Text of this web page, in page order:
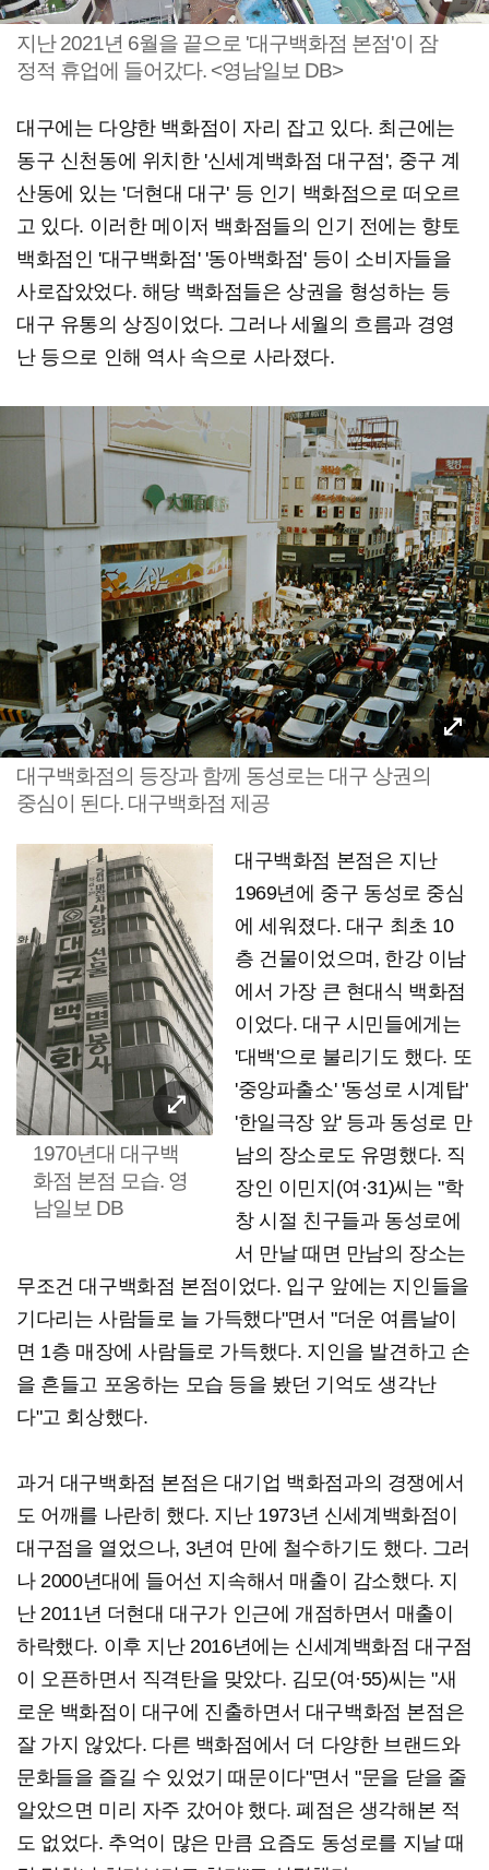
지난 2021년 6월을 끝으로 '대구백화점 본점'이 잠
정적 휴업에 들어갔다. <영남일보 DB>
대구에는 다양한 백화점이 자리 잡고 있다. 최근에는
동구 신천동에 위치한 '신세계백화점 대구점', 중구 계
산동에 있는 '더현대 대구' 등 인기 백화점으로 떠오르
고 있다. 이러한 메이저 백화점들의 인기 전에는 향토
백화점인 '대구백화점' '동아백화점' 등이 소비자들을
사로잡았었다. 해당 백화점들은 상권을 형성하는 등
대구 유통의 상징이었다. 그러나 세월의 흐름과 경영
난 등으로 인해 역사 속으로 사라졌다.
대구백화점의 등장과 함께 동성로는 대구 상권의
중심이 된다. 대구백화점 제공
1970년대 대구백
화점 본점 모습. 영
남일보 DB
대구백화점 본점은 지난
1969년에 중구 동성로 중심
에 세워졌다. 대구 최초 10
층 건물이었으며, 한강 이남
에서 가장 큰 현대식 백화점
이었다. 대구 시민들에게는
'대백'으로 불리기도 했다. 또
'중앙파출소' '동성로 시계탑'
'한일극장 앞' 등과 동성로 만
남의 장소로도 유명했다. 직
장인 이민지(여·31)씨는 "학
창 시절 친구들과 동성로에
서 만날 때면 만남의 장소는
무조건 대구백화점 본점이었다. 입구 앞에는 지인들을
기다리는 사람들로 늘 가득했다"면서 "더운 여름날이
면 1층 매장에 사람들로 가득했다. 지인을 발견하고 손
을 흔들고 포옹하는 모습 등을 봤던 기억도 생각난
다"고 회상했다.
과거 대구백화점 본점은 대기업 백화점과의 경쟁에서
도 어깨를 나란히 했다. 지난 1973년 신세계백화점이
대구점을 열었으나, 3년여 만에 철수하기도 했다. 그러
나 2000년대에 들어선 지속해서 매출이 감소했다. 지
난 2011년 더현대 대구가 인근에 개점하면서 매출이
하락했다. 이후 지난 2016년에는 신세계백화점 대구점
이 오픈하면서 직격탄을 맞았다. 김모(여·55)씨는 "새
로운 백화점이 대구에 진출하면서 대구백화점 본점은
잘 가지 않았다. 다른 백화점에서 더 다양한 브랜드와
문화들을 즐길 수 있었기 때문이다"면서 "문을 닫을 줄
알았으면 미리 자주 갔어야 했다. 폐점은 생각해본 적
도 없었다. 추억이 많은 만큼 요즘도 동성로를 지날 때